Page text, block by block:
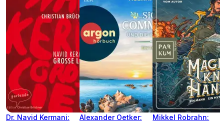
Dr. Navid Kermani:
Alexander Oetker:
Mikkel Robrahn: